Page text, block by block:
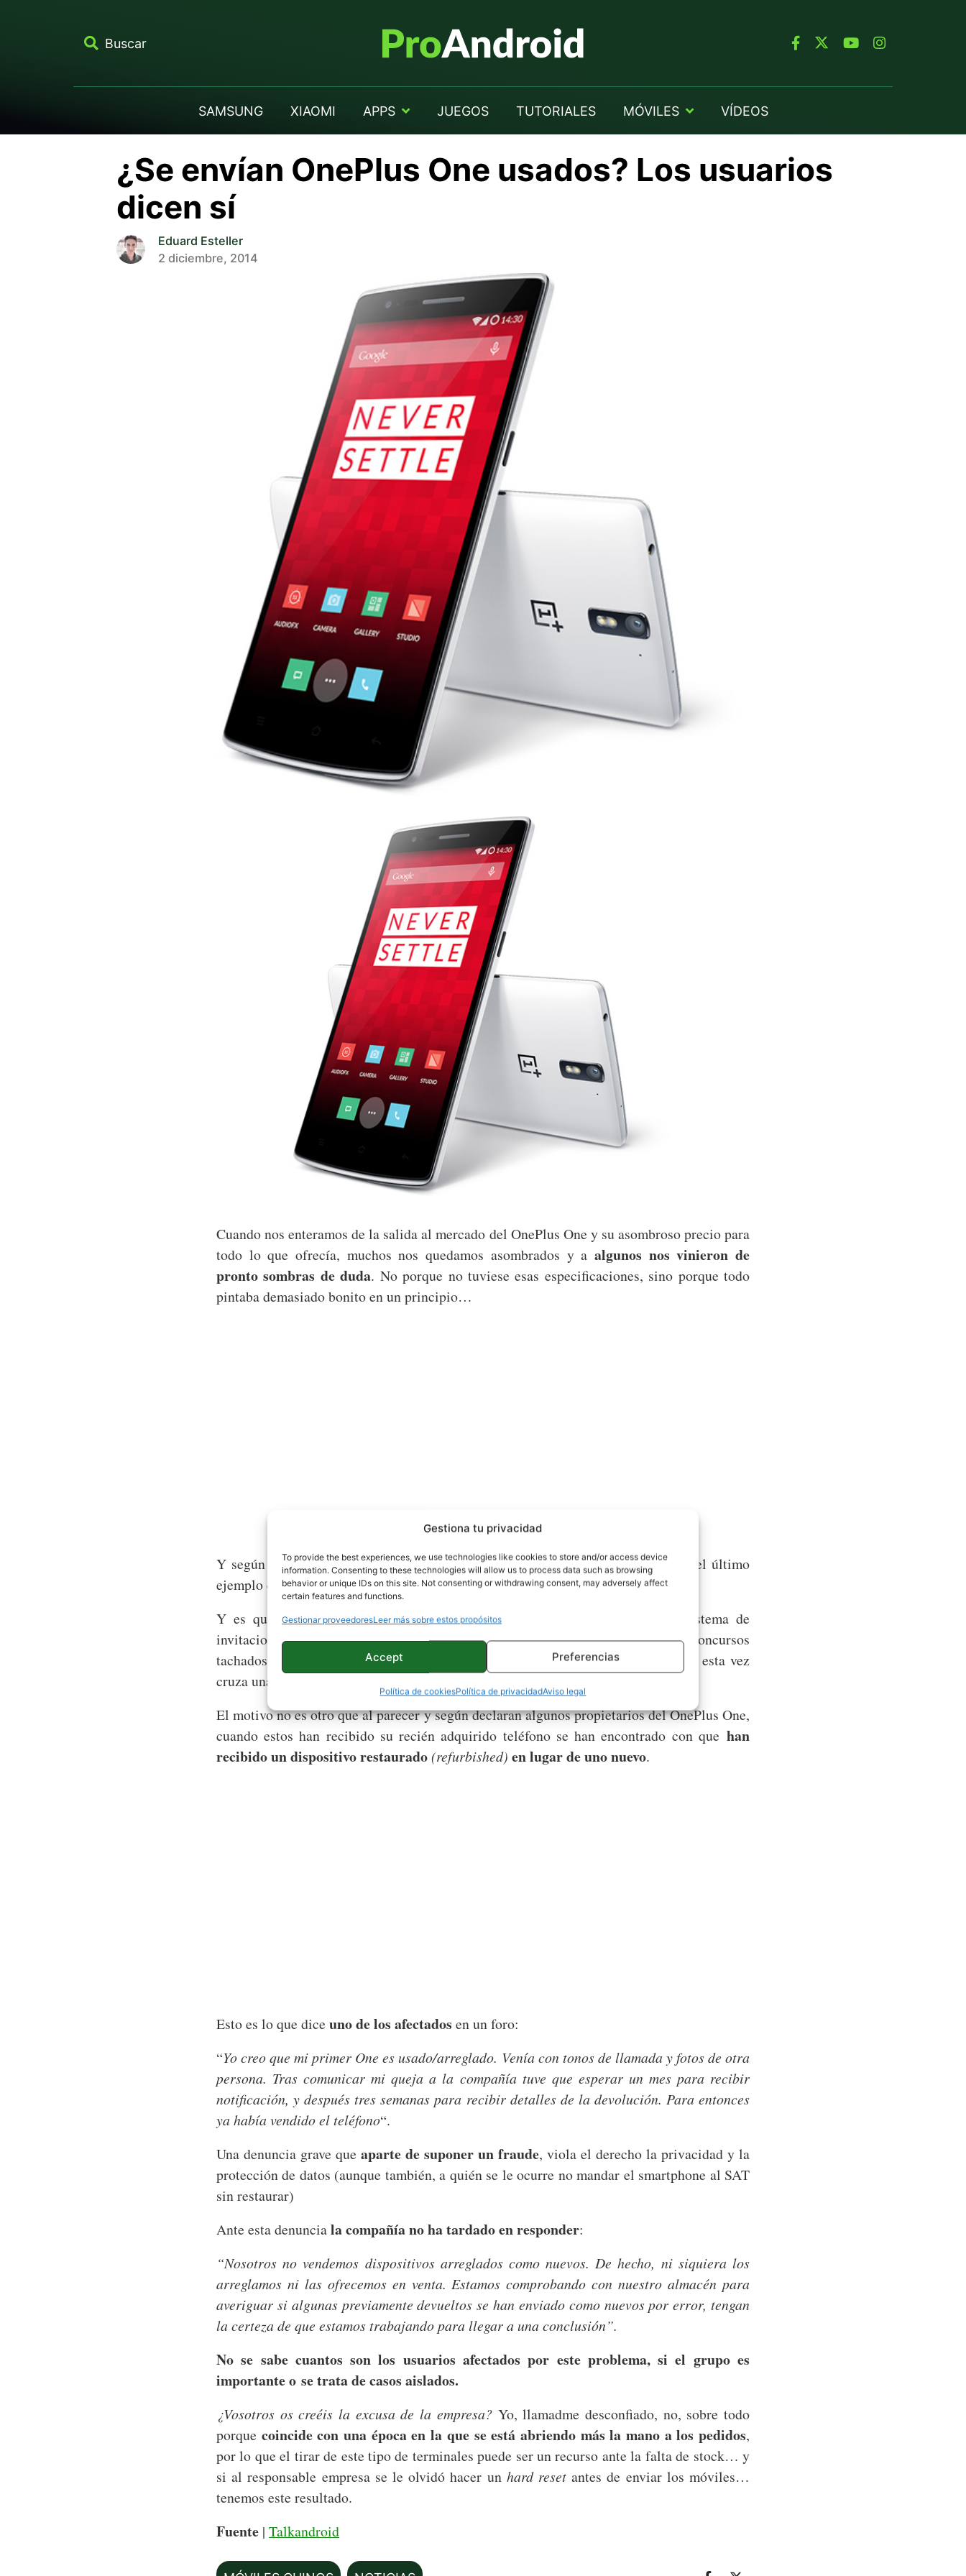
Gestiona tu privacidad
To provide the best experiences, we use technologies like cookies to store and/or access device
information. Consenting to these technologies will allow us to process data such as browsing
behavior or unique IDs on this site. Not consenting or withdrawing consent, may adversely affect
certain features and functions.
Gestionar proveedoresLeer más sobre estos propósitos
Accept Preferencias
Política de cookiesPolítica de privacidadAviso legal
Buscar
SAMSUNG XIAOMI APPS JUEGOS TUTORIALES MÓVILES VÍDEOS
¿Se envían OnePlus One usados? Los usuarios
dicen sí
Eduard Esteller
2 diciembre, 2014
Cuando nos enteramos de la salida al mercado del OnePlus One y su asombroso precio para
todo lo que ofrecía, muchos nos quedamos asombrados y a algunos nos vinieron de
pronto sombras de duda. No porque no tuviese esas especificaciones, sino porque todo
pintaba demasiado bonito en un principio…
Y según pasan los meses parece que parte de estas dudas se confirman, siendo el último
ejemplo el más grave de todos.
Y es que si hasta ahoraOnePlus estaba inmersa en la polémica
por el sistema de
invitaciones, por las pantallas defectuosas con tonos amarillos o por hacer concursos
tachados de machistas, ante lo que la firma se vio obligada a ofrecer disculpas, esta vez
cruza una nueva línea.
El motivo no es otro que al parecer y según declaran algunos propietarios del OnePlus One,
cuando estos han recibido su recién adquirido teléfono se han encontrado con que han
recibido un dispositivo restaurado(refurbished) en lugar de uno nuevo.
Esto es lo que dice uno de los afectados en un foro:
“Yo creo que mi primer One es usado/arreglado. Venía con tonos de llamada y fotos de otra
persona. Tras comunicar mi queja a la compañía tuve que esperar un mes para recibir
notificación, y después tres semanas para recibir detalles de la devolución. Para entonces
ya había vendido el teléfono“.
Una denuncia grave que aparte de suponer un fraude, viola el derecho la privacidad y la
protección de datos (aunque también, a quién se le ocurre no mandar el smartphone al SAT
sin restaurar)
Ante esta denunciala compañía no ha tardado en responder:
“Nosotros no vendemos dispositivos arreglados como nuevos. De hecho, ni siquiera los
arreglamos ni las ofrecemos en venta. Estamos comprobando con nuestro almacén para
averiguar si algunas previamente devueltos se han enviado como nuevos por error, tengan
la certeza de que estamos trabajando para llegar a una conclusión”.
No se sabe cuantos son los usuarios afectados por este problema, si el grupo es
importante o se trata de casos aislados.
¿Vosotros os creéis la excusa de la empresa?Yo, llamadme desconfiado, no, sobre todo
porque coincide con una época en la que se está abriendo más la mano a los pedidos,
por lo que el tirar de este tipo de terminales puede ser un recurso ante la falta de stock… y
si al responsable empresa se le olvidó hacer un hard reset antes de enviar los móviles…
tenemos este resultado.
Fuente | Talkandroid